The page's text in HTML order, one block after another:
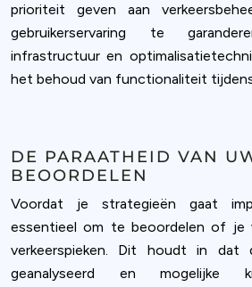
prioriteit geven aan
gebruikerservaring te
infrastructuur en
het behoud van functionaliteit
DE PARAATHEID VAN
BEOORDELEN
Voordat je strategieën gaat
essentieel om te beoordelen of je
verkeerspieken. Dit houdt in dat
geanalyseerd en mogelijke